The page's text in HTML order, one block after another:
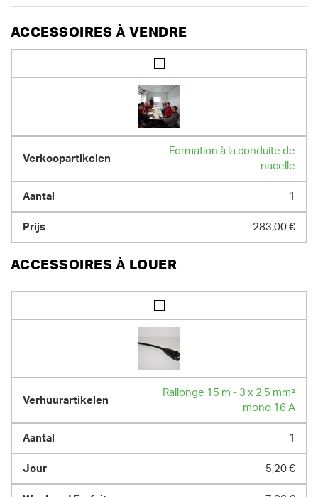
- hauteur de travail 10 m
- portée horizontale 3 m
- poids 2760 kg
- moteurs CA donc roule TRÈS facilement
POIDS
2760.00 kg
ACCESSOIRES À VENDRE
Formation à la conduite de
nacelle
1
283,00 €
ACCESSOIRES À LOUER
Rallonge 15 m - 3 x 2,5 mm²
mono 16 A
1
5,20 €